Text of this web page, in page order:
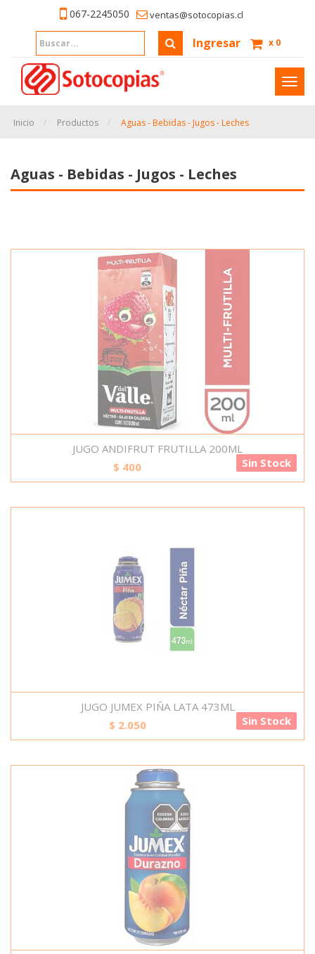
067-2245050 ventas@sotocopias.cl
Ingresar x 0
Inicio Productos Aguas - Bebidas - Jugos - Leches
Aguas - Bebidas - Jugos - Leches
JUGO ANDIFRUT FRUTILLA 200ML
$ 400 Sin Stock
JUGO JUMEX PIÑA LATA 473ML
$ 2.050 Sin Stock